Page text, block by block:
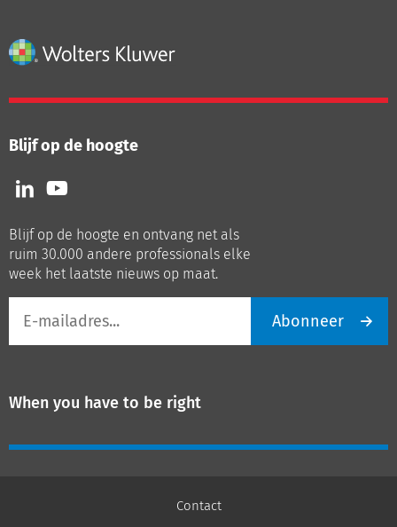
Blijf op de hoogte
Volg
ons
LinkedIn
Volg
ons
Youtube
Blijf op de hoogte en ontvang net als
ruim 30.000 andere professionals elke
week het laatste nieuws op maat.
mailadres
Abonneer
When you have to be right
Contact